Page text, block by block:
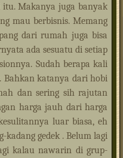
itu. Makanya juga banyak
mau berbisnis. Memang
dari rumah juga bisa
ada sesuatu di setiap
Sudah berapa kali
Bahkan katanya dari hobi
dan sering sih rajutan
harga jauh dari harga
luar biasa, eh
gedek . Belum lagi
kalau nawarin di grup-